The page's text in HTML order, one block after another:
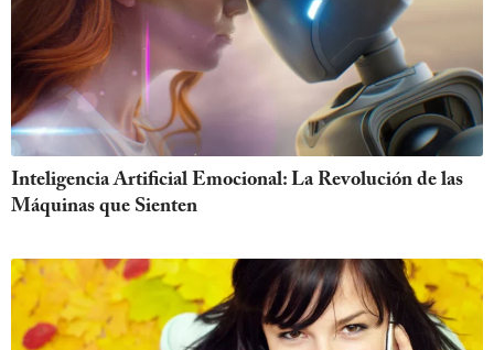
Inteligencia Artificial Emocional: La Revolución de las
Máquinas que Sienten